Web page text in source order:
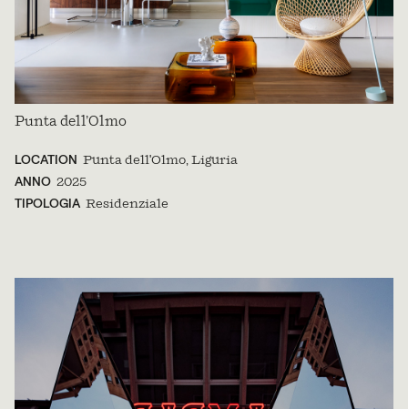
Punta dell’Olmo
LOCATION Punta dell'Olmo, Liguria
ANNO 2025
TIPOLOGIA Residenziale